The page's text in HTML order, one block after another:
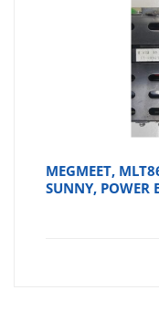
MEGMEET,
SUNNY, POWER